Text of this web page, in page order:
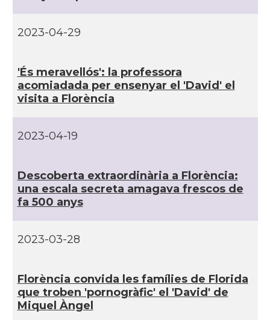
2023-04-29
'És meravellós': la professora
acomiadada per ensenyar el 'David' el
visita a Florència
2023-04-19
Descoberta extraordinària a Florència:
una escala secreta amagava frescos de
fa 500 anys
2023-03-28
Florència convida les famí­lies de Florida
que troben 'pornogràfic' el 'David' de
Miquel Àngel